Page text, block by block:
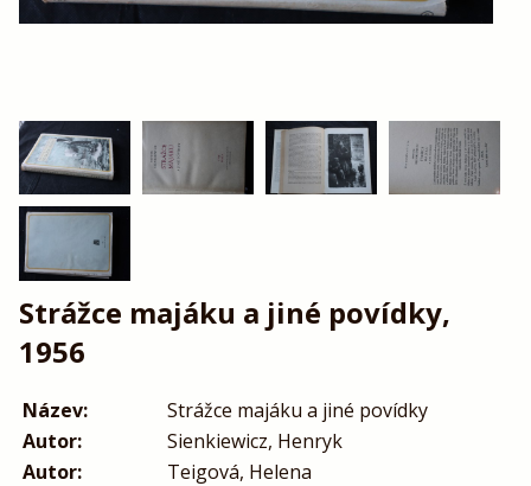
Strážce majáku a jiné povídky,
1956
Název:
Strážce majáku a jiné povídky
Autor:
Sienkiewicz, Henryk
Autor:
Teigová, Helena